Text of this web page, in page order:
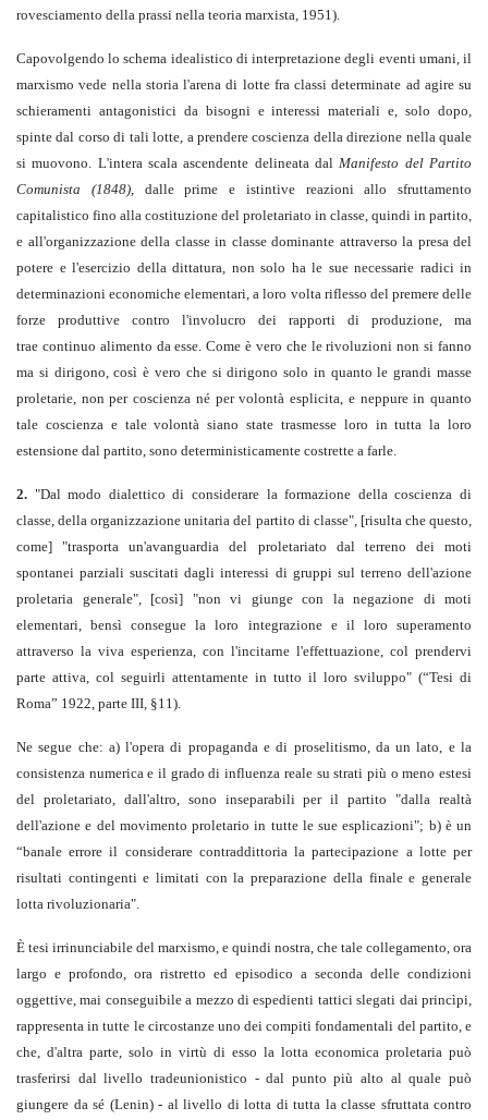
rovesciamento della prassi nella teoria marxista, 1951).
Capovolgendo lo schema idealistico di interpretazione degli eventi umani, il
marxismo vede nella storia l'arena di lotte fra classi determinate ad agire su
schieramenti antagonistici da bisogni e interessi materiali e, solo dopo,
spinte dal corso di tali lotte, a prendere coscienza della direzione nella quale
si muovono. L'intera scala ascendente delineata dalManifesto del Partito
Comunista (1848), dalle prime e istintive reazioni allo sfruttamento
capitalistico fino alla costituzione del proletariato in classe, quindi in partito,
e all'organizzazione della classe in classe dominante attraverso la presa del
potere e l'esercizio della dittatura, non solo ha le sue necessarie radici in
determinazioni economiche elementari, a loro volta riflesso del premere delle
forze produttive contro l'involucro dei rapporti di produzione, ma
trae continuo alimento da esse. Come è vero che le rivoluzioni non si fanno
ma si dirigono, così è vero che si dirigono solo in quanto le grandi masse
proletarie, non per coscienza né per volontà esplicita, e neppure in quanto
tale coscienza e tale volontà siano state trasmesse loro in tutta la loro
estensione dal partito, sono deterministicamente costrette a farle.
2. "Dal modo dialettico di considerare la formazione della coscienza di
classe, della organizzazione unitaria del partito di classe", [risulta che questo,
come] "trasporta un'avanguardia del proletariato dal terreno dei moti
spontanei parziali suscitati dagli interessi di gruppi sul terreno dell'azione
proletaria generale", [così] "non vi giunge con la negazione di moti
elementari, bensì consegue la loro integrazione e il loro superamento
attraverso la viva esperienza, con l'incitarne l'effettuazione, col prendervi
parte attiva, col seguirli attentamente in tutto il loro sviluppo" (“Tesi di
Roma” 1922, parte III, §11).
Ne segue che: a) l'opera di propaganda e di proselitismo, da un lato, e la
consistenza numerica e il grado di influenza reale su strati più o meno estesi
del proletariato, dall'altro, sono inseparabili per il partito "dalla realtà
dell'azione e del movimento proletario in tutte le sue esplicazioni"; b) è un
“banale errore il considerare contraddittoria la partecipazione a lotte per
risultati contingenti e limitati con la preparazione della finale e generale
lotta rivoluzionaria".
È tesi irrinunciabile del marxismo, e quindi nostra, che tale collegamento, ora
largo e profondo, ora ristretto ed episodico a seconda delle condizioni
oggettive, mai conseguibile a mezzo di espedienti tattici slegati dai princìpi,
rappresenta in tutte le circostanze uno dei compiti fondamentali del partito, e
che, d'altra parte, solo in virtù di esso la lotta economica proletaria può
trasferirsi dal livello tradeunionistico - dal punto più alto al quale può
giungere da sé (Lenin) - al livello di lotta di tutta la classe sfruttata contro